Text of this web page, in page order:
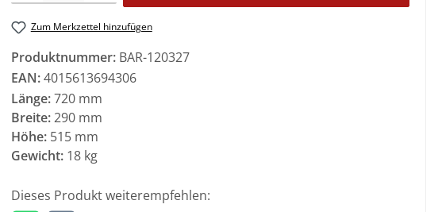
Zum Merkzettel hinzufügen
Produktnummer: BAR-120327
EAN:4015613694306
Länge:720 mm
Breite:290 mm
Höhe: 515 mm
Gewicht: 18 kg
Dieses Produkt weiterempfehlen: